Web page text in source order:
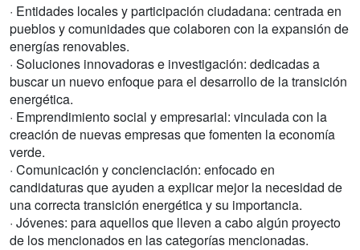
· Entidades locales y participación ciudadana: centrada en
pueblos y comunidades que colaboren con la expansión de
energías renovables.
· Soluciones innovadoras e investigación: dedicadas a
buscar un nuevo enfoque para el desarrollo de la transición
energética.
· Emprendimiento social y empresarial: vinculada con la
creación de nuevas empresas que fomenten la economía
verde.
· Comunicación y concienciación: enfocado en
candidaturas que ayuden a explicar mejor la necesidad de
una correcta transición energética y su importancia.
· Jóvenes: para aquellos que lleven a cabo algún proyecto
de los mencionados en las categorías mencionadas.